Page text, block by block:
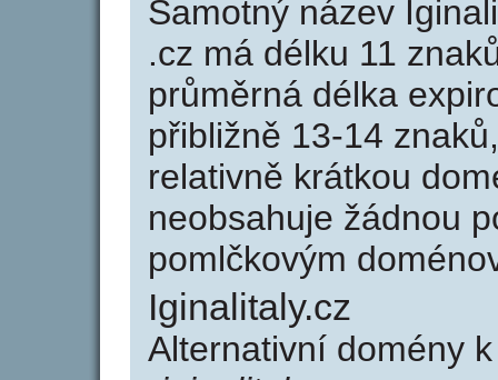
Samotný název
.cz má délku 11
průměrná délka
přibližně 13-14
relativně krátkou
neobsahuje žádnou
pomlčkovým
Iginalitaly.cz
Alternativní domény